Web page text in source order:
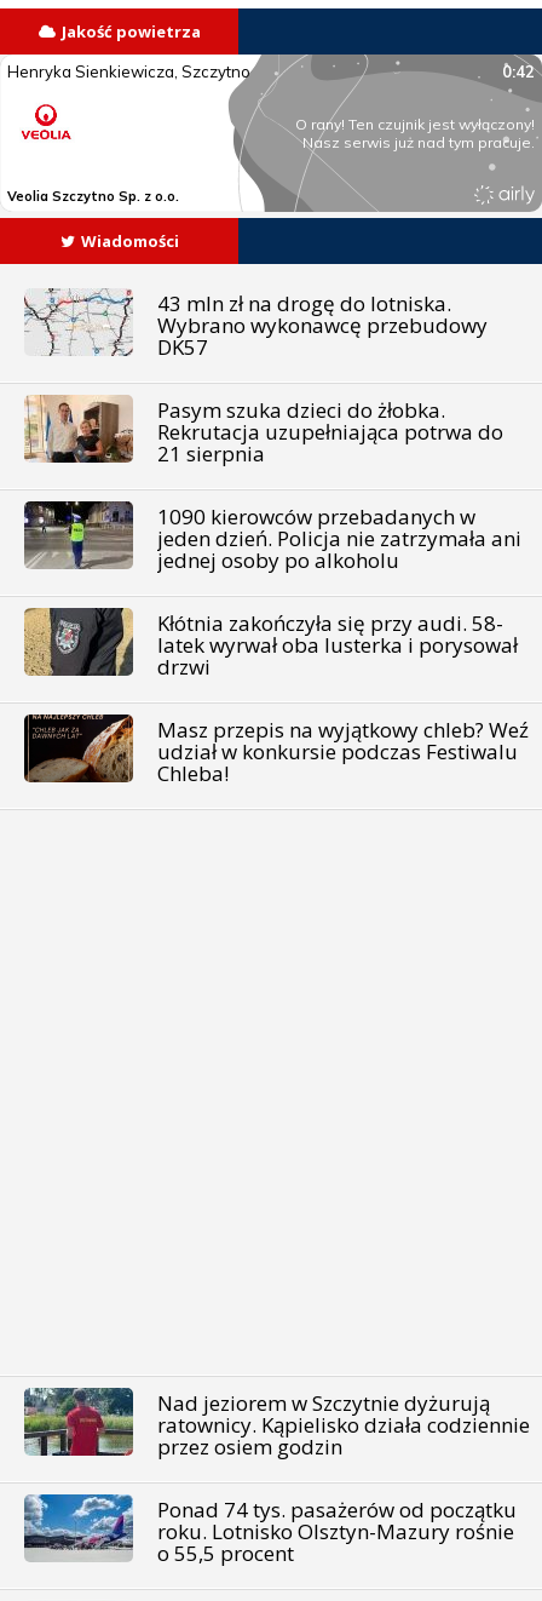
Jakość powietrza
Wiadomości
43 mln zł na drogę do lotniska.
Wybrano wykonawcę przebudowy
DK57
Pasym szuka dzieci do żłobka.
Rekrutacja uzupełniająca potrwa do
21 sierpnia
1090 kierowców przebadanych w
jeden dzień. Policja nie zatrzymała ani
jednej osoby po alkoholu
Kłótnia zakończyła się przy audi. 58-
latek wyrwał oba lusterka i porysował
drzwi
Masz przepis na wyjątkowy chleb? Weź
udział w konkursie podczas Festiwalu
Chleba!
Nad jeziorem w Szczytnie dyżurują
ratownicy. Kąpielisko działa codziennie
przez osiem godzin
Ponad 74 tys. pasażerów od początku
roku. Lotnisko Olsztyn-Mazury rośnie
o 55,5 procent